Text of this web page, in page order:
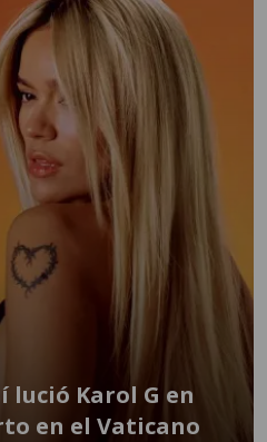
lució Karol G en
en el Vaticano